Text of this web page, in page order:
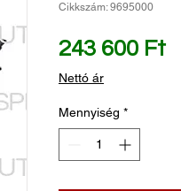
Cikkszám: 9695000
243 600 FtÁr
Nettó ár
Mennyiség *